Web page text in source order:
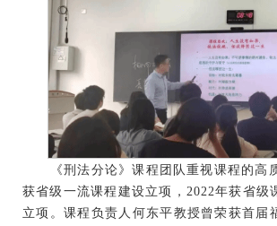
《刑法分论》课程团队重视课程的高
获省级一流课程建设立项，2022年获省级
立项。课程负责人何东平教授曾荣获首届